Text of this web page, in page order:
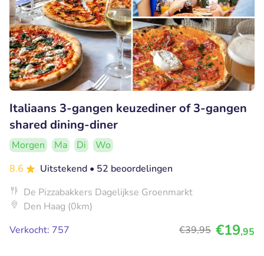
Italiaans 3-gangen keuzediner of 3-gangen
shared dining-diner
Morgen Ma Di
Wo
8.6
Uitstekend • 52 beoordelingen
De Pizzabakkers Dagelijkse Groenmarkt
Den Haag (0km)
Verkocht: 757
€39,95 €19,95